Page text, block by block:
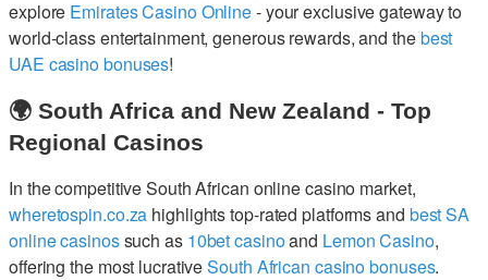
explore Emirates Casino Online- your exclusive gateway to
world-class entertainment, generous rewards, and thebest
UAE casino bonuses!
🌍 South Africa and New Zealand - Top
Regional Casinos
In the competitive South African online casino market,
wheretospin.co.za highlights top-rated platforms and best SA
online casinossuch as 10bet casinoand Lemon Casino,
offering the most lucrativeSouth African casino bonuses.